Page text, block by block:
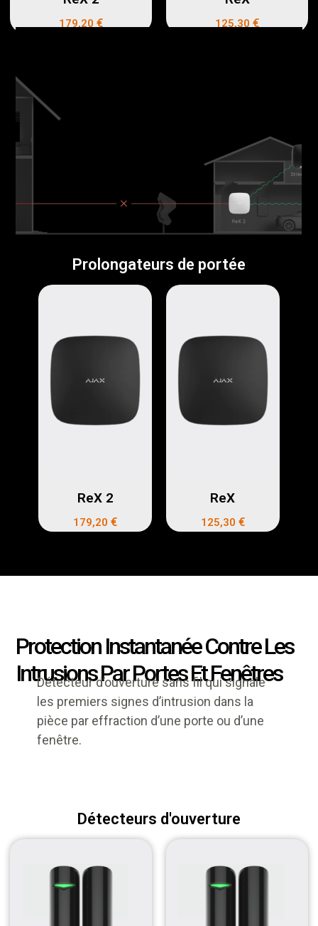
179,20 € 125,30 €
Prolongateurs de portée
ReX 2
179,20€
ReX
125,30 €
Protection Instantanée Contre Les
Intrusions Par Portes Et Fenêtres
Détecteur d’ouverture sans fil qui signale
les premiers signes d’intrusion dans la
pièce par effraction d’une porte ou d’une
fenêtre.
Détecteurs d'ouverture